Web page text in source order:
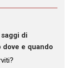
di
e quando